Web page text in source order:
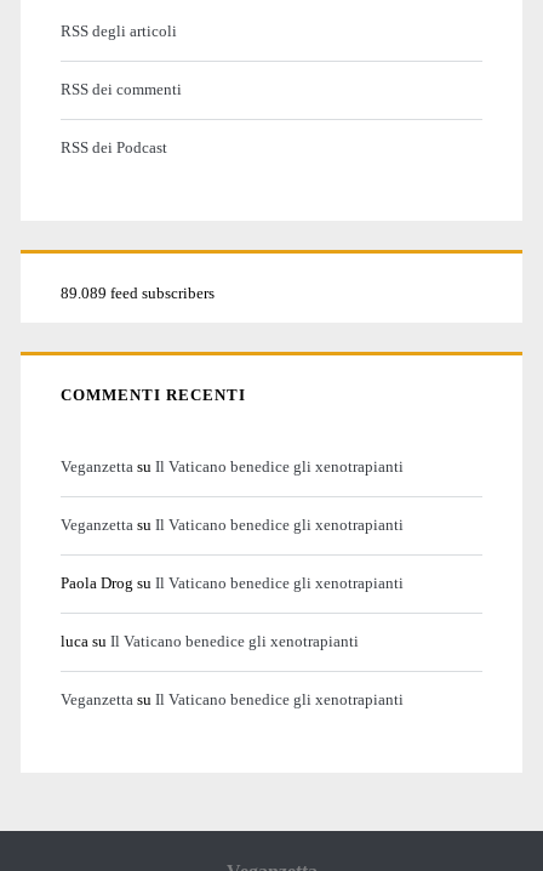
RSS degli articoli
RSS dei commenti
RSS dei Podcast
89.089 feed subscribers
COMMENTI RECENTI
Veganzetta su Il Vaticano benedice gli xenotrapianti
Veganzetta su Il Vaticano benedice gli xenotrapianti
Paola Drog su Il Vaticano benedice gli xenotrapianti
luca su Il Vaticano benedice gli xenotrapianti
Veganzetta su Il Vaticano benedice gli xenotrapianti